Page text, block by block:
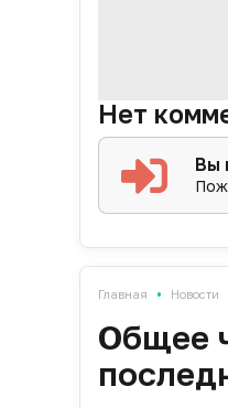
Нет
Вы
Главная • Новости
Общее